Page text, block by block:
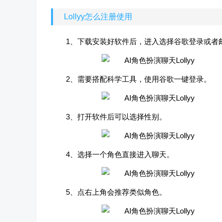
Lollyy怎么注册使用
1、下载安装好软件后，进入选择谷歌登录或者
2、需要搭配科学工具，使用谷歌一键登录。
3、打开软件后可以选择性别。
4、选择一个角色直接进入聊天。
5、点右上角会推荐类似角色。